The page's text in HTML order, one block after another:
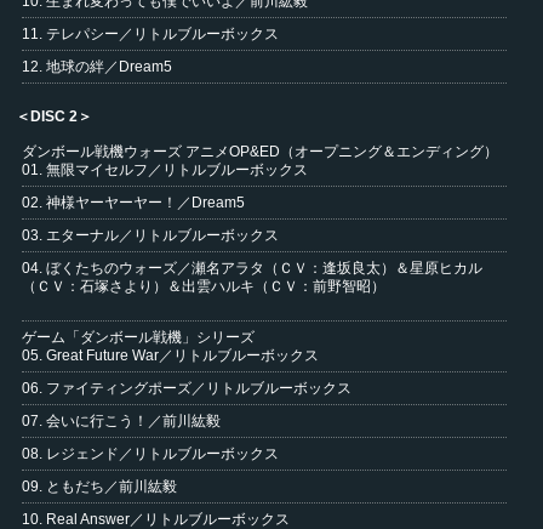
11. テレパシー／リトルブルーボックス
12. 地球の絆／Dream5
＜DISC 2＞
ダンボール戦機ウォーズ アニメOP&ED（オープニング＆エンディング）
01. 無限マイセルフ／リトルブルーボックス
02. 神様ヤーヤーヤー！／Dream5
03. エターナル／リトルブルーボックス
04. ぼくたちのウォーズ／瀬名アラタ（ＣＶ：逢坂良太）＆星原ヒカル
（ＣＶ：石塚さより）＆出雲ハルキ（ＣＶ：前野智昭）
ゲーム「ダンボール戦機」シリーズ
05. Great Future War／リトルブルーボックス
06. ファイティングポーズ／リトルブルーボックス
07. 会いに行こう！／前川紘毅
08. レジェンド／リトルブルーボックス
09. ともだち／前川紘毅
10. Real Answer／リトルブルーボックス